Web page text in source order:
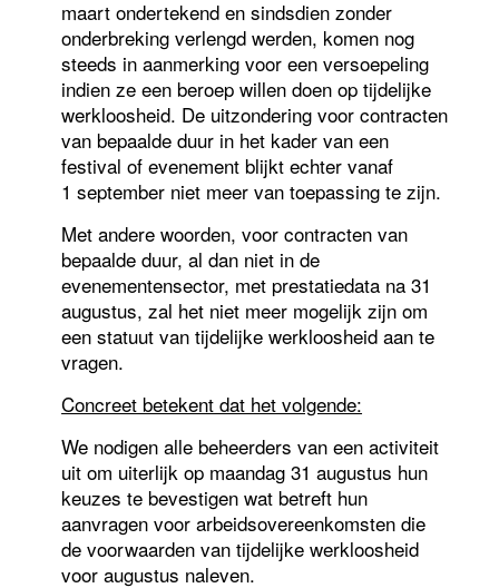
maart ondertekend en sindsdien zonder
onderbreking verlengd werden, komen nog
steeds in aanmerking voor een versoepeling
indien ze een beroep willen doen op tijdelijke
werkloosheid. De uitzondering voor contracten
van bepaalde duur in het kader van een
festival of evenement blijkt echter vanaf
1 september niet meer van toepassing te zijn.
Met andere woorden, voor contracten van
bepaalde duur, al dan niet in de
evenementensector, met prestatiedata na 31
augustus, zal het niet meer mogelijk zijn om
een statuut van tijdelijke werkloosheid aan te
vragen.
Concreet betekent dat het volgende:
We nodigen alle beheerders van een activiteit
uit om uiterlijk op maandag 31 augustus hun
keuzes te bevestigen wat betreft hun
aanvragen voor arbeidsovereenkomsten die
de voorwaarden van tijdelijke werkloosheid
voor augustus naleven.